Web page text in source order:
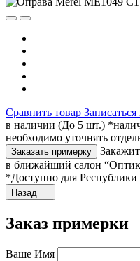
Сравнить товар
в наличии (До 5 шт.)
необходимо уточнять
Заказать примерку
в ближайший салон
*Доступно для Республики
Назад
Заказ примерки
Ваше Имя